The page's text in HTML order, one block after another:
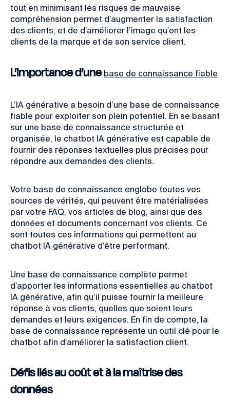
tout en minimisant les risques de mauvaise
compréhension permet d’augmenter la satisfaction
des clients, et de d’améliorer l’image qu’ont les
clients de la marque et de son service client.
L’importance d’une base de connaissance fiable
L’IA générative a besoin d’une base de connaissance
fiable pour exploiter son plein potentiel. En se basant
sur une base de connaissance structurée et
organisée, le chatbot IA générative est capable de
fournir des réponses textuelles plus précises pour
répondre aux demandes des clients.
Votre base de connaissance englobe toutes vos
sources de vérités, qui peuvent être matérialisées
par votre FAQ, vos articles de blog, ainsi que des
données et documents concernant vos clients. Ce
sont toutes ces informations qui permettent au
chatbot IA générative d’être performant.
Une base de connaissance complète permet
d’apporter les informations essentielles au chatbot
IA générative, afin qu’il puisse fournir la meilleure
réponse à vos clients, quelles que soient leurs
demandes et leurs exigences. En fin de compte, la
base de connaissance représente un outil clé pour le
chatbot afin d’améliorer la satisfaction client.
Défis liés au coût et à la maîtrise des
données